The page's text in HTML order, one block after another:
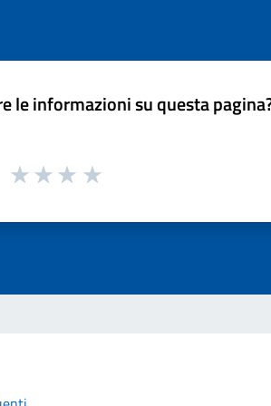
le informazioni su questa